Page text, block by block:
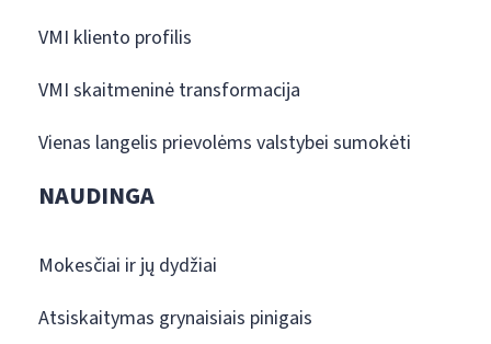
VMI kliento profilis
VMI skaitmeninė transformacija
Vienas langelis prievolėms valstybei sumokėti
NAUDINGA
Mokesčiai ir jų dydžiai
Atsiskaitymas grynaisiais pinigais